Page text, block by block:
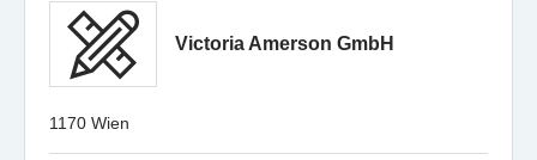
Victoria Amerson GmbH
1170 Wien